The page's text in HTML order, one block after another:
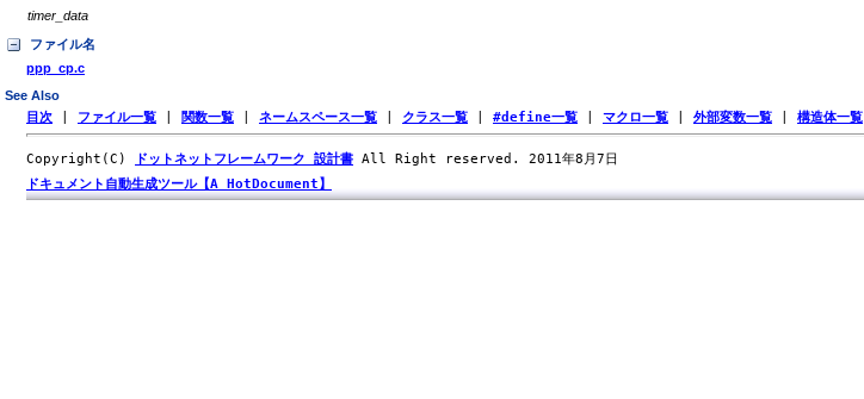
timer_data
ファイル名
ppp_cp.c
See Also
目次 ファイル一覧 関数一覧 ネームスペース一覧 クラス一覧 #define一覧 マクロ一覧 外部変数一覧 構造体一覧
Copyright(C) ドットネットフレームワーク 設計書 All Right reserved. 2011年8月7日
ドキュメント自動生成ツール【A HotDocument】